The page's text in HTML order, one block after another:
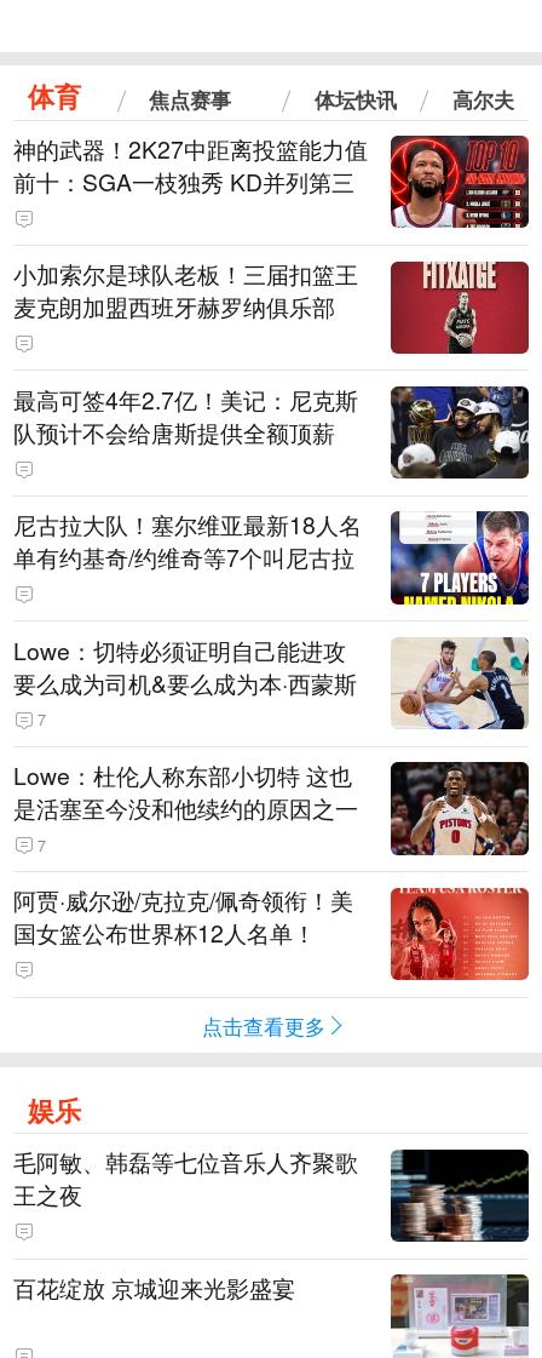
体育 焦点赛事 体坛快讯 高尔夫
神的武器！2K27中距离投篮能力值
前十：SGA一枝独秀 KD并列第三
小加索尔是球队老板！三届扣篮王
麦克朗加盟西班牙赫罗纳俱乐部
最高可签4年2.7亿！美记：尼克斯
队预计不会给唐斯提供全额顶薪
尼古拉大队！塞尔维亚最新18人名
单有约基奇/约维奇等7个叫尼古拉
Lowe：切特必须证明自己能进攻
要么成为司机&要么成为本·西蒙斯
7
Lowe：杜伦人称东部小切特 这也
是活塞至今没和他续约的原因之一
7
阿贾·威尔逊/克拉克/佩奇领衔！美
国女篮公布世界杯12人名单！
点击查看更多
娱乐
毛阿敏、韩磊等七位音乐人齐聚歌
王之夜
百花绽放 京城迎来光影盛宴